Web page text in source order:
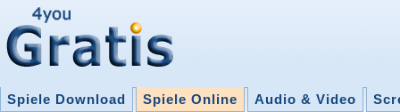
Spiele Download Spiele Online Audio & Video